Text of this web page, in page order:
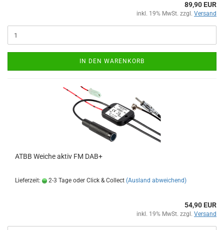
89,90 EUR
inkl. 19% MwSt. zzgl. Versand
IN DEN WARENKORB
ATBB Weiche aktiv FM DAB+
Lieferzeit: 2-3 Tage oder Click & Collect (Ausland abweichend)
54,90 EUR
inkl. 19% MwSt. zzgl. Versand